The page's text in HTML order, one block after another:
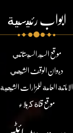
ابواب رئيسية
موقع السيد السيستاني
ديوان الوقف الشيعي
الامانة العامة للمزارات الشيعية
موقع قناة كربلاء